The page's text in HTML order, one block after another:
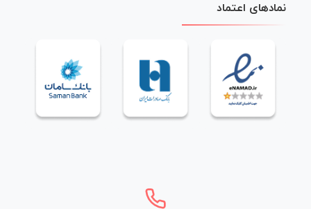
نمادهای اعتماد